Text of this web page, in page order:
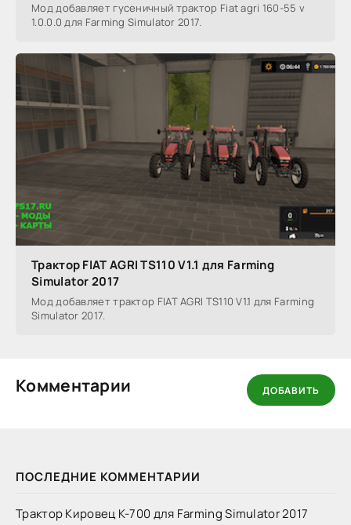
ПОСЛЕДНИЕ КОММЕНТАРИИ
Трактор Кировец К-700 для Farming Simulator 2017
Мод добавляет гусеничный трактор Fiat agri 160-55 v
1.0.0.0 для Farming Simulator 2017.
Трактор FIAT AGRI TS110 V1.1 для Farming
Simulator 2017
Мод добавляет трактор FIAT AGRI TS110 V1.1 для Farming
Simulator 2017.
Комментарии ДОБАВИТЬ